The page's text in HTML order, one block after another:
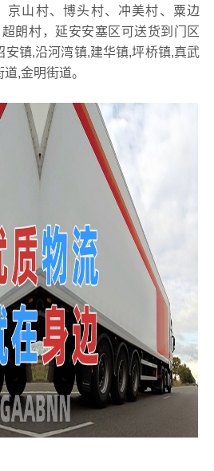
京山村、博头村、冲美村、粟边
朗村，延安安塞区可送货到门区
安镇,沿河湾镇,建华镇,坪桥镇,真武
,金明街道。